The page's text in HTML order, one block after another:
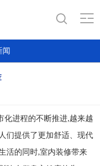
闻
进程的不断推进,越来越
们提供了更加舒适、现代
活的同时,室内装修带来